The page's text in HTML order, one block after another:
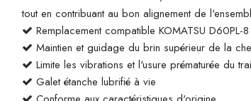
tout en contribuant au bon alignement de
Remplacement compatible KOMATSU D60PL-8
Maintien et guidage du brin supérieur de la
Limite les vibrations et l'usure prématurée du
Galet étanche lubrifié à vie